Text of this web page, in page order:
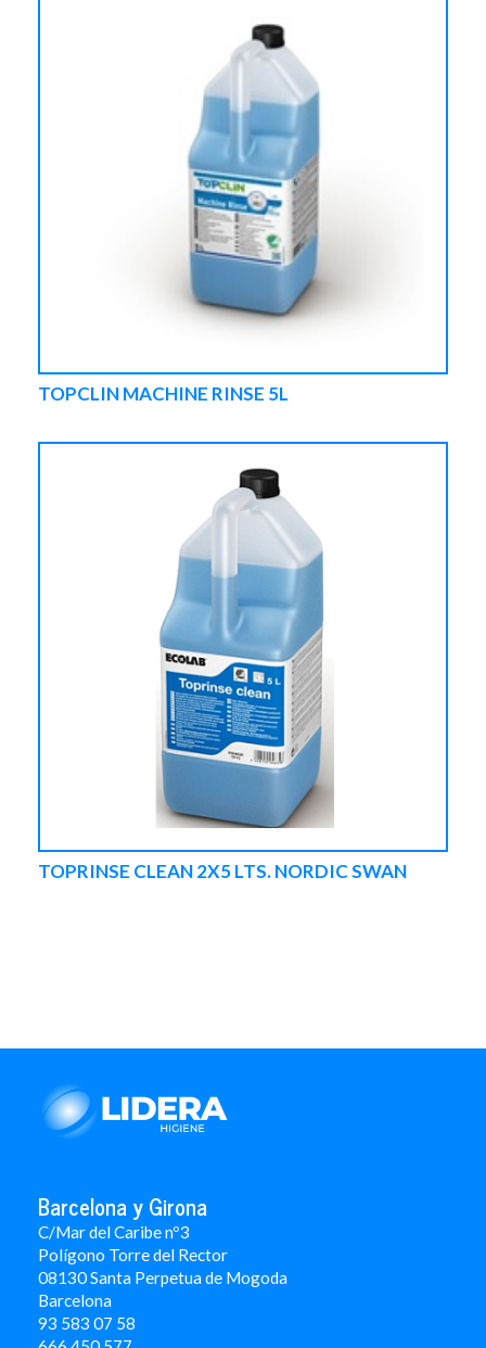
TOPCLIN MACHINE RINSE 5L
TOPRINSE CLEAN 2X5 LTS. NORDIC SWAN
Barcelona y Girona
C/Mar del Caribe nº3
Polígono Torre del Rector
08130 Santa Perpetua de Mogoda
Barcelona
93 583 07 58